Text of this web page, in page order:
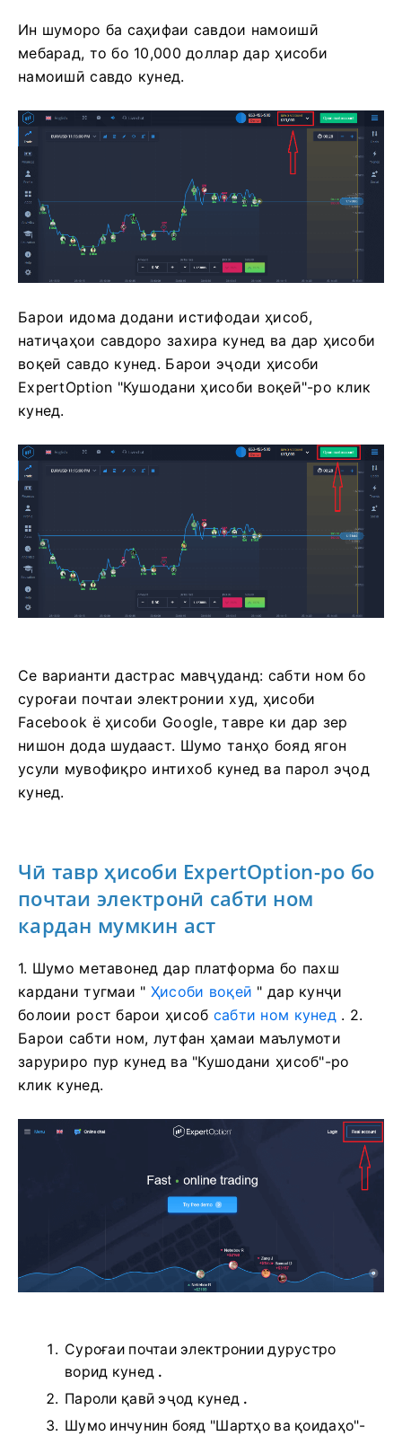
Ин шуморо ба саҳифаи савдои намоишӣ
мебарад, то бо 10,000 доллар дар ҳисоби
намоишӣ савдо кунед.
Барои идома додани истифодаи ҳисоб,
натиҷаҳои савдоро захира кунед ва дар ҳисоби
воқеӣ савдо кунед. Барои эҷоди ҳисоби
ExpertOption "Кушодани ҳисоби воқеӣ"-ро клик
кунед.
Се варианти дастрас мавҷуданд: сабти ном бо
суроғаи почтаи электронии худ, ҳисоби
Facebook ё ҳисоби Google, тавре ки дар зер
нишон дода шудааст. Шумо танҳо бояд ягон
усули мувофиқро интихоб кунед ва парол эҷод
кунед.
Чӣ тавр ҳисоби ExpertOption-ро бо
почтаи электронӣ сабти ном
кардан мумкин аст
1. Шумо метавонед дар платформа бо пахш
кардани тугмаи " Ҳисоби воқеӣ " дар кунҷи
болоии ростбарои ҳисоб сабти ном кунед. 2.
Барои сабти ном, лутфан ҳамаи маълумоти
заруриро пур кунед ва "Кушодани ҳисоб"-ро
клик кунед.
Суроғаи почтаи электронии дурустро
ворид кунед .
Пароли қавӣ эҷод кунед .
Шумо инчунин бояд "Шартҳо ва қоидаҳо"-